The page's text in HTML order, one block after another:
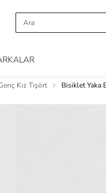
Kız Tişört Bisiklet Yaka